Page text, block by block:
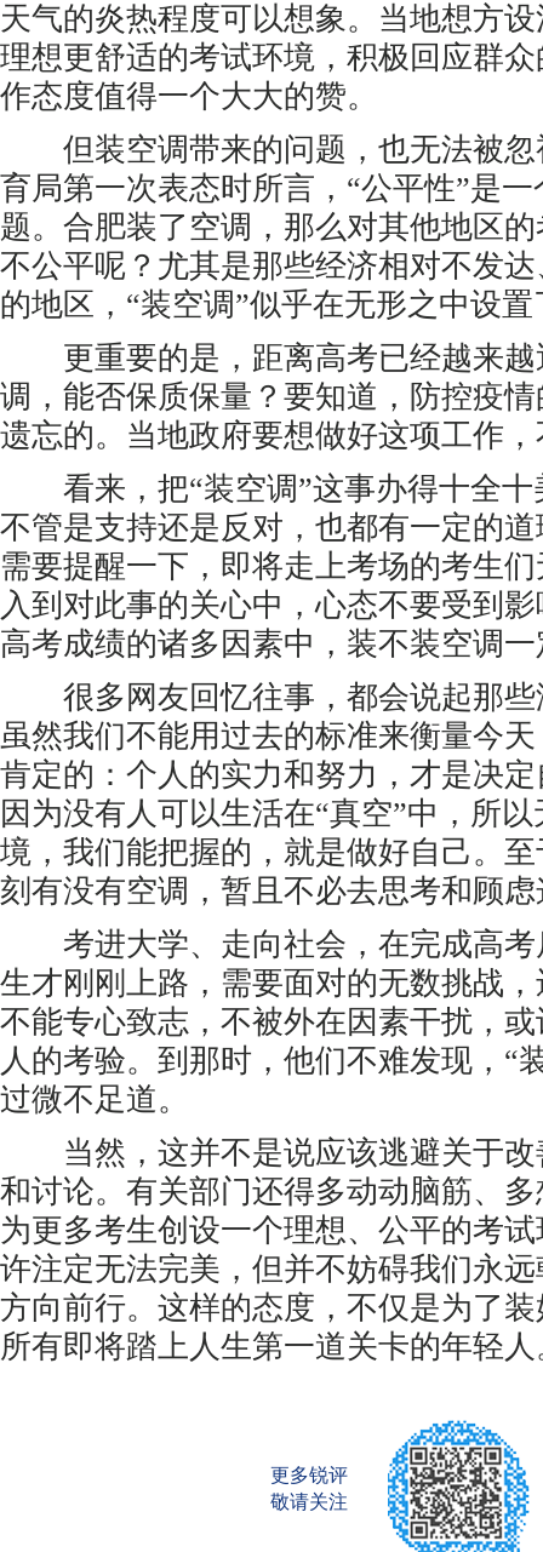
天气的炎热程度可以想象。当地想方
理想更舒适的考试环境，积极回应群
作态度值得一个大大的赞。
但装空调带来的问题，也无法被忽
育局第一次表态时所言，“公平性”是
题。合肥装了空调，那么对其他地区
不公平呢？尤其是那些经济相对不发
的地区，“装空调”似乎在无形之中设置
更重要的是，距离高考已经越来越
调，能否保质保量？要知道，防控疫
遗忘的。当地政府要想做好这项工作
看来，把“装空调”这事办得十全十
不管是支持还是反对，也都有一定的
需要提醒一下，即将走上考场的考生
入到对此事的关心中，心态不要受到
高考成绩的诸多因素中，装不装空调
很多网友回忆往事，都会说起那些
虽然我们不能用过去的标准来衡量今
肯定的：个人的实力和努力，才是决
因为没有人可以生活在“真空”中，所
境，我们能把握的，就是做好自己。
刻有没有空调，暂且不必去思考和顾
考进大学、走向社会，在完成高考
生才刚刚上路，需要面对的无数挑战
不能专心致志，不被外在因素干扰，
人的考验。到那时，他们不难发现，“
过微不足道。
当然，这并不是说应该逃避关于改
和讨论。有关部门还得多动动脑筋、
为更多考生创设一个理想、公平的考
许注定无法完美，但并不妨碍我们永
方向前行。这样的态度，不仅是为了
所有即将踏上人生第一道关卡的年轻
更多锐评
敬请关注